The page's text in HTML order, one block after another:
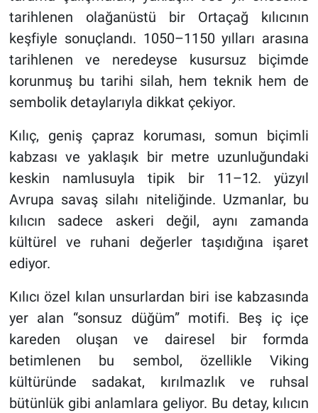
tarihlenen olağanüstü bir Ortaçağ kılıcının
keşfiyle sonuçlandı. 1050–1150 yılları arasına
tarihlenen ve neredeyse kusursuz biçimde
korunmuş bu tarihi silah, hem teknik hem de
sembolik detaylarıyla dikkat çekiyor.
Kılıç, geniş çapraz koruması, somun biçimli
kabzası ve yaklaşık bir metre uzunluğundaki
keskin namlusuyla tipik bir 11–12. yüzyıl
Avrupa savaş silahı niteliğinde. Uzmanlar, bu
kılıcın sadece askeri değil, aynı zamanda
kültürel ve ruhani değerler taşıdığına işaret
ediyor.
Kılıcı özel kılan unsurlardan biri ise kabzasında
yer alan “sonsuz düğüm” motifi. Beş iç içe
kareden oluşan ve dairesel bir formda
betimlenen bu sembol, özellikle Viking
kültüründe sadakat, kırılmazlık ve ruhsal
bütünlük gibi anlamlara geliyor. Bu detay, kılıcın